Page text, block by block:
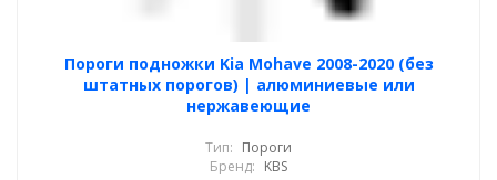
Пороги подножки Kia Mohave 2008-2020 (без
штатных порогов) | алюминиевые или
нержавеющие
Тип: Пороги
Бренд: KBS